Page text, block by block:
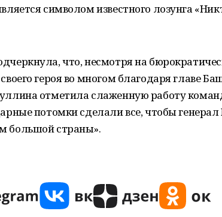
символом известного лозунга
что, несмотря на
героя во многом благодаря главе
отметила слаженную работу
потомки сделали все, чтобы
большой страны».